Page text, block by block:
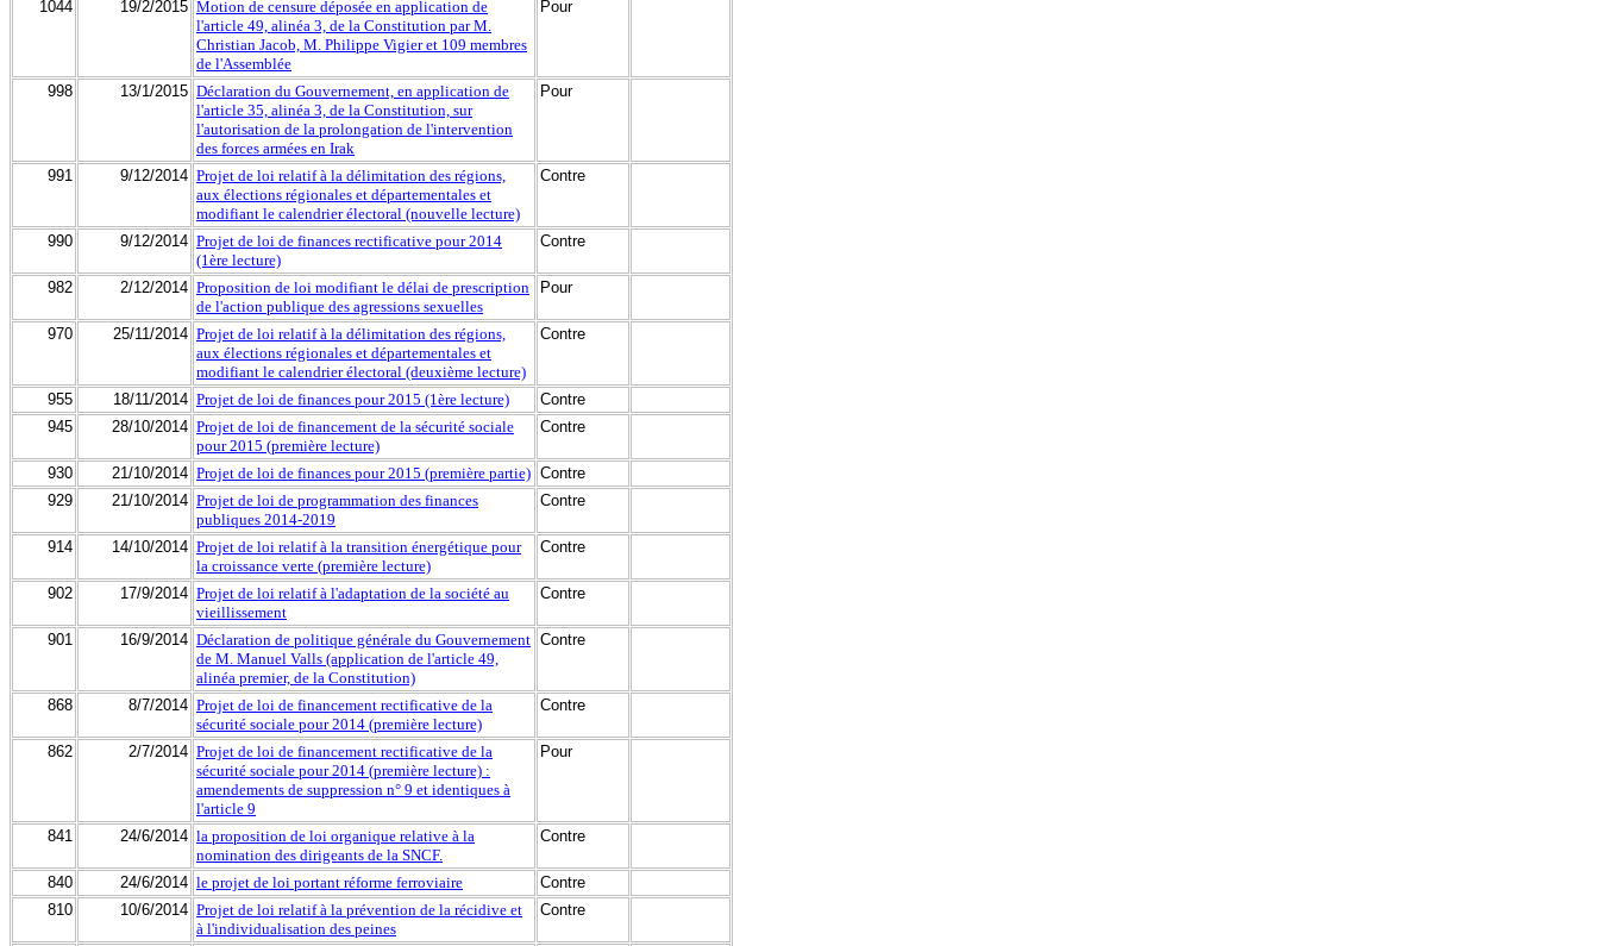
1044 19/2/2015 Motion de censure déposée en application de
l'article 49, alinéa 3, de la Constitution par M.
Christian Jacob, M. Philippe Vigier et 109 membres
de l'Assemblée
Pour
998 13/1/2015 Déclaration du Gouvernement, en application de
l'article 35, alinéa 3, de la Constitution, sur
l'autorisation de la prolongation de l'intervention
des forces armées en Irak
Pour
991 9/12/2014 Projet de loi relatif à la délimitation des régions,
aux élections régionales et départementales et
modifiant le calendrier électoral (nouvelle lecture)
Contre
990 9/12/2014 Projet de loi de finances rectificative pour 2014
(1ère lecture)
Contre
982 2/12/2014 Proposition de loi modifiant le délai de prescription
de l'action publique des agressions sexuelles
Pour
970 25/11/2014 Projet de loi relatif à la délimitation des régions,
aux élections régionales et départementales et
modifiant le calendrier électoral (deuxième lecture)
Contre
955 18/11/2014 Projet de loi de finances pour 2015 (1ère lecture)
Contre
945
28/10/2014 Projet de loi de financement de la sécurité sociale
pour 2015 (première lecture)
Contre
930 21/10/2014 Projet de loi de finances pour 2015 (première partie) Contre
929
21/10/2014 Projet de loi de programmation des finances
publiques 2014-2019
Contre
914 14/10/2014 Projet de loi relatif à la transition énergétique pour
la croissance verte (première lecture)
Contre
902 17/9/2014 Projet de loi relatif à l'adaptation de la société au
vieillissement
Contre
901 16/9/2014 Déclaration de politique générale du Gouvernement
de M. Manuel Valls (application de l'article 49,
alinéa premier, de la Constitution)
Contre
868 8/7/2014 Projet de loi de financement rectificative de la
sécurité sociale pour 2014 (première lecture)
Contre
862 2/7/2014 Projet de loi de financement rectificative de la
sécurité sociale pour 2014 (première lecture) :
amendements de suppression n° 9 et identiques à
l'article 9
Pour
841 24/6/2014 la proposition de loi organique relative à la
nomination des dirigeants de la SNCF.
Contre
840 24/6/2014 le projet de loi portant réforme ferroviaire
Contre
810
10/6/2014 Projet de loi relatif à la prévention de la récidive et
à l'individualisation des peines
Contre